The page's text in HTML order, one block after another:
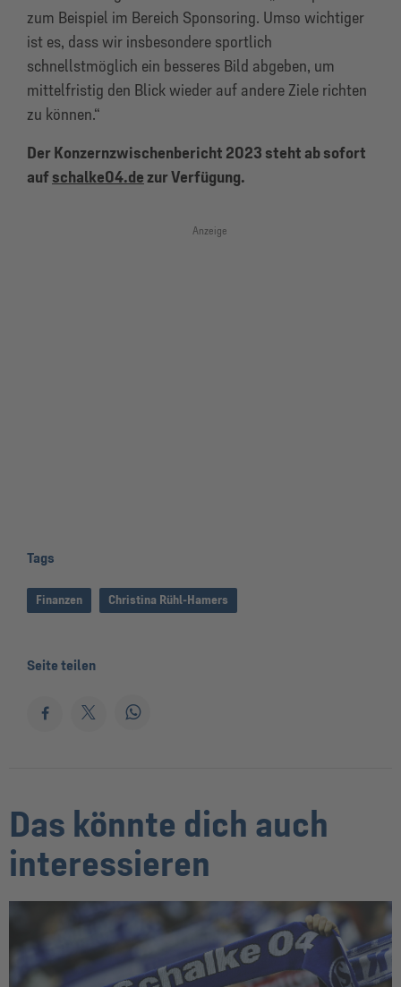
zum Beispiel im Bereich Sponsoring. Umso wichtiger
ist es, dass wir insbesondere sportlich
schnellstmöglich ein besseres Bild abgeben, um
mittelfristig den Blick wieder auf andere Ziele richten
zu können.“
Der Konzernzwischenbericht 2023 steht ab sofort
aufschalke04.dezur Verfügung.
Anzeige
Tags
Finanzen Christina Rühl-Hamers
Seite teilen
Das könnte dich auch
interessieren